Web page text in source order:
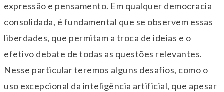
expressão e pensamento. Em qualquer democracia
consolidada, é fundamental que se observem essas
liberdades, que permitam a troca de ideias e o
efetivo debate de todas as questões relevantes.
Nesse particular teremos alguns desafios, como o
uso excepcional da inteligência artificial, que apesar